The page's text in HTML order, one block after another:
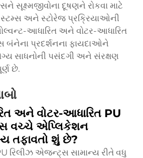
સૂક્ષ્મજીવોના દૂષણને રોકવા માટે
અને સ્ટોરેજ પ્રક્રિયાઓની
આધારિત અને વોટર-આધારિત
બંનેના પ્રદર્શનના ફાયદાઓને
સાધનોની પસંદગી અને સંરક્ષણ
છે.
અને વોટર-આધારિત PU
વચ્ચે એપ્લિકેશન
તફાવતો શું છે?
રિલીઝ એજન્ટ્સ સામાન્ય રીતે વધુ